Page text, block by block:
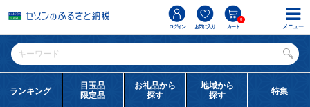
ログイン お気に入り カート
0
ランキング
目玉品
限定品
お礼品から
探す
地域から
探す
特集
メニュー